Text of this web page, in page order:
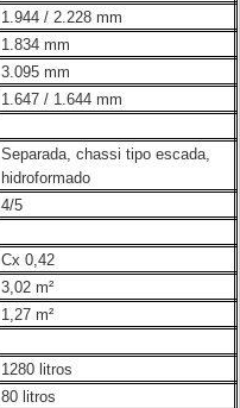
1.944 / 2.228 mm
1.834 mm
3.095 mm
1.647 / 1.644 mm
Separada, chassi tipo escada,
hidroformado
4/5
Cx 0,42
3,02 m²
1,27 m²
1280 litros
80 litros